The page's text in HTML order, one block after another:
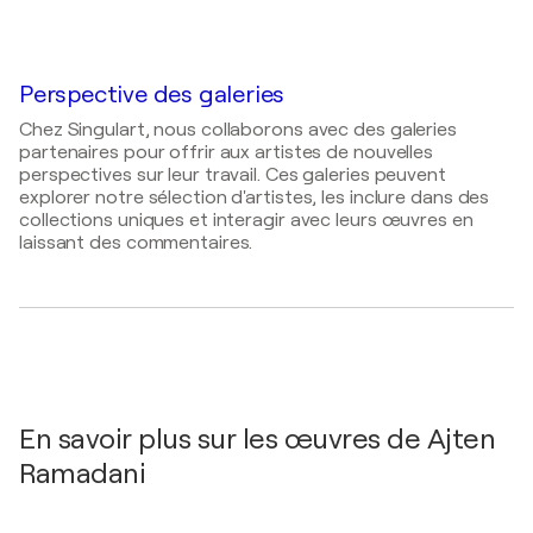
2021
GAIA The Origin / MADS Art Gallery - Milano, Italie
2021
KROMATIC@RT / MADS Art Gallery - Milano, Italie
2021
Monaco Art Fair / Chapiteau de Fointvieille -
2021
Straße - Braunschweig, Allemagne
Momente, Allemagne
Perspective des galeries
Chez Singulart, nous collaborons avec des galeries
partenaires pour offrir aux artistes de nouvelles
perspectives sur leur travail. Ces galeries peuvent
explorer notre sélection d'artistes, les inclure dans des
collections uniques et interagir avec leurs œuvres en
laissant des commentaires.
En savoir plus sur les œuvres de Ajten
Ramadani